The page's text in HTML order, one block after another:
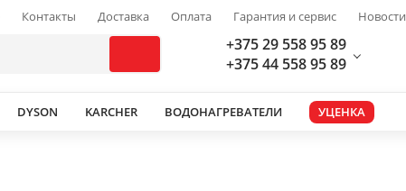
Контакты Доставка Оплата Гарантия и сервис Новости
+375 29 558 95 89
+375 44 558 95 89
DYSON KARCHER ВОДОНАГРЕВАТЕЛИ УЦЕНКА